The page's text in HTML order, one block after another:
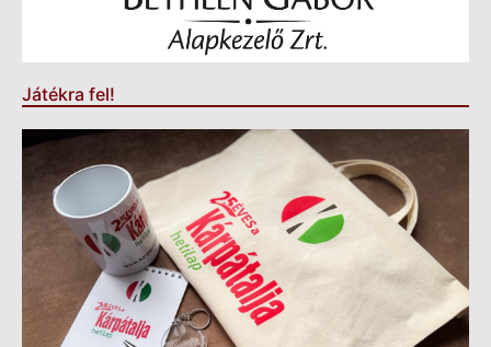
Játékra fel!